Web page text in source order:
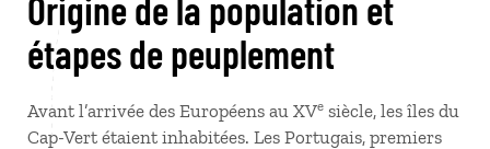
étapes de peuplement
Avant l’arrivée des Européens au XVe siècle, les îles du
Cap-Vert étaient inhabitées. Les Portugais, premiers